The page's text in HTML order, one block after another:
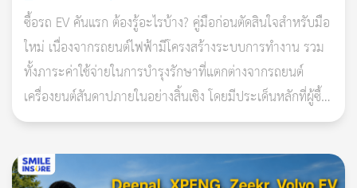
3. ใช้ไฟรถให้เป็น
ต่อเนื่องจากการตรวจสภาพรถ เมื่อไฟรถดีแล้วคนขับรถก็ควรใช้ให้
เป็นด้วย เพื่อให้ปลอดภัยจริง ๆ เช่น เปิดไฟหน้ารถระดับปกติเสมอ
เมื่อแสงอาทิตย์เริ่มหมด กระพริบไฟสูงเพื่อแจ้งเตือนรถที่วิ่งแช่อยู่
เห็นสภาพถนนชัดเจน ใช้ไฟตัดหมอกเมื่อเจอหมอกหรือควันปกคลุม
ซื้อรถ EV คันแรก ต้องรู้อะไรบ้าง? คู่มือก่อนตัดสินใจสำหรับมือ
ใหม่ เนื่องจากรถยนต์ไฟฟ้ามีโครงสร้างระบบการทำงาน รวม
ทั้งภาระค่าใช้จ่ายในการบำรุงรักษาที่แตกต่างจากรถยนต์
เครื่องยนต์สันดาปภายในอย่างสิ้นเชิง โดยมีประเด็นหลักที่ผู้ซื้อ
ควรศึกษารายละเอียดอย่าง